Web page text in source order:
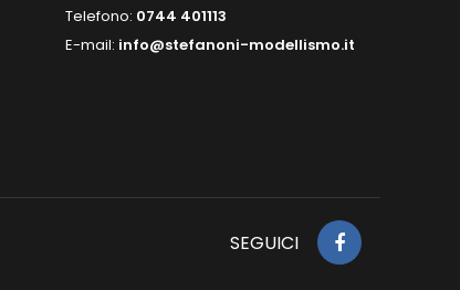
Telefono: 0744 401113
E-mail: info@stefanoni-modellismo.it
SEGUICI